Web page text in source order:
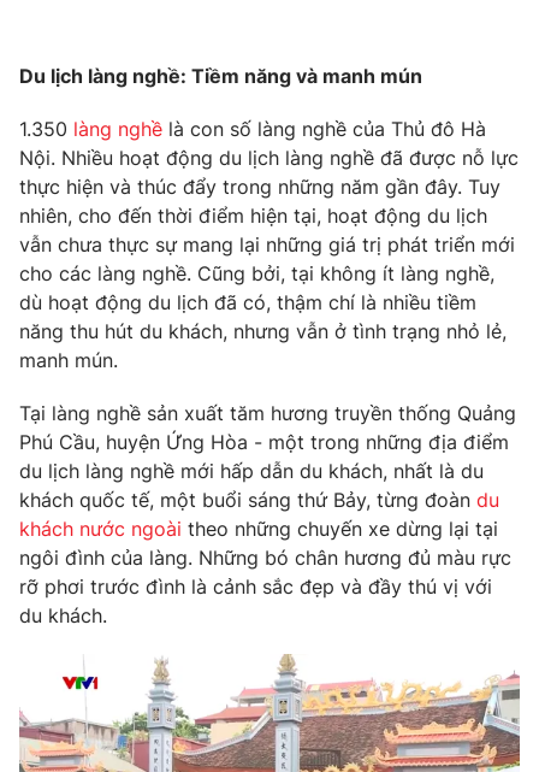
Thế giới đó đây
Câu chuyện quốc tế
Thị trường
Góc doanh nghiệp
Dữ liệu và đời sống
Truyền hình
Phim VTV
Hậu trường
Nhân vật
Giải sao mai
Giải trí
Điện ảnh
Âm nhạc
Sao
Đời sống
Làm đẹp
Chất lượng cuộc sống
Giáo dục
Tuyển sinh
Học trực tuyến
Công nghệ
Hitech Công nghệ tương lai
Sản phẩm
Thị trường
Giao lưu trực tuyến
Lịch phát sóng
Chuyên mục khác
Emagazine Podcast
Du lịch làng nghề: Tiềm năng và manh mún
1.350 làng nghề là con số làng nghề của Thủ đô Hà
Nội. Nhiều hoạt động du lịch làng nghề đã được nỗ lực
thực hiện và thúc đẩy trong những năm gần đây. Tuy
nhiên, cho đến thời điểm hiện tại, hoạt động du lịch
vẫn chưa thực sự mang lại những giá trị phát triển mới
cho các làng nghề. Cũng bởi, tại không ít làng nghề,
dù hoạt động du lịch đã có, thậm chí là nhiều tiềm
năng thu hút du khách, nhưng vẫn ở tình trạng nhỏ lẻ,
manh mún.
Tại làng nghề sản xuất tăm hương truyền thống Quảng
Phú Cầu, huyện Ứng Hòa - một trong những địa điểm
du lịch làng nghề mới hấp dẫn du khách, nhất là du
khách quốc tế, một buổi sáng thứ Bảy, từng đoàn du
khách nước ngoài theo những chuyến xe dừng lại tại
ngôi đình của làng. Những bó chân hương đủ màu rực
rỡ phơi trước đình là cảnh sắc đẹp và đầy thú vị với
du khách.